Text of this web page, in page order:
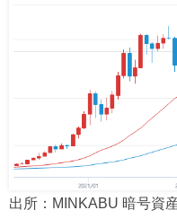
出所：MINKABU 暗号資